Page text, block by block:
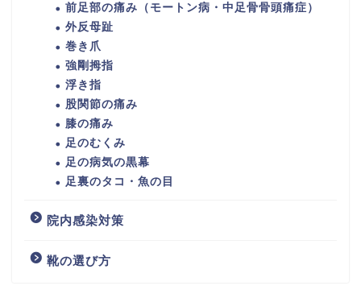
前足部の痛み（モートン病・中足骨骨頭痛症）
外反母趾
巻き爪
強剛拇指
浮き指
股関節の痛み
膝の痛み
足のむくみ
足の病気の黒幕
足裏のタコ・魚の目
院内感染対策
靴の選び方